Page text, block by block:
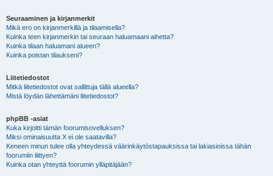
Seuraaminen ja kirjanmerkit
Mikä ero on kirjanmerkillä ja tilaamisella?
Kuinka teen kirjanmerkin tai seuraan haluamaani aihetta?
Kuinka tilaan haluamani alueen?
Kuinka poistan tilaukseni?
Liitetiedostot
Mitkä liitetiedostot ovat sallittuja tällä alueella?
Mistä löydän lähettämäni liitetiedostot?
phpBB -asiat
Kuka kirjoitti tämän foorumisovelluksen?
Miksi ominaisuutta X ei ole saatavilla?
Keneen minun tulee olla yhteydessä väärinkäytöstapauksissa tai lakiasioissa tähän
foorumiin liittyen?
Kuinka otan yhteyttä foorumin ylläpitäjään?